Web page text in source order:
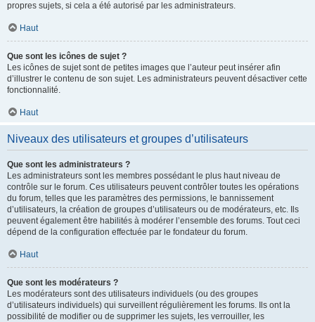
propres sujets, si cela a été autorisé par les administrateurs.
Haut
Que sont les icônes de sujet ?
Les icônes de sujet sont de petites images que l’auteur peut insérer afin
d’illustrer le contenu de son sujet. Les administrateurs peuvent désactiver cette
fonctionnalité.
Haut
Niveaux des utilisateurs et groupes d’utilisateurs
Que sont les administrateurs ?
Les administrateurs sont les membres possédant le plus haut niveau de
contrôle sur le forum. Ces utilisateurs peuvent contrôler toutes les opérations
du forum, telles que les paramètres des permissions, le bannissement
d’utilisateurs, la création de groupes d’utilisateurs ou de modérateurs, etc. Ils
peuvent également être habilités à modérer l’ensemble des forums. Tout ceci
dépend de la configuration effectuée par le fondateur du forum.
Haut
Que sont les modérateurs ?
Les modérateurs sont des utilisateurs individuels (ou des groupes
d’utilisateurs individuels) qui surveillent régulièrement les forums. Ils ont la
possibilité de modifier ou de supprimer les sujets, les verrouiller, les